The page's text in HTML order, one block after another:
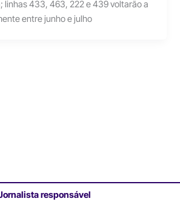
linhas 433, 463, 222 e 439 voltarão a
entre junho e julho
responsável